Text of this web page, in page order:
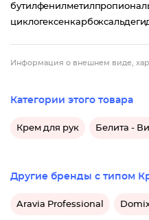
Информация о внешнем виде,
Категории этого товара
Крем для рук Белита -
Другие бренды с типом
Aravia Professional